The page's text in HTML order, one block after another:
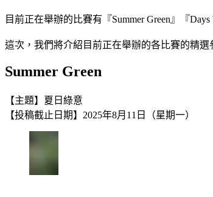
目前正在舉辦的比賽有『Summer Green』『
這次，我們將介紹目前正在舉辦的各比賽的精選
Summer Green
【主題】夏日綠意
【投稿截止日期】2025年8月11日（星期一）